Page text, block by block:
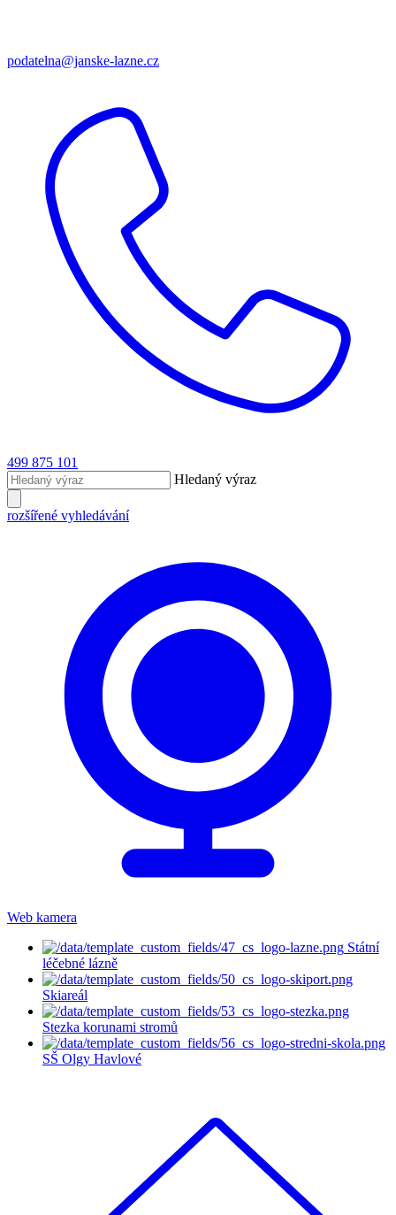
podatelna@janske-lazne.cz
499 875 101
Hledaný výraz
rozšířené vyhledávání
Web kamera
Státní
léčebné lázně
Skiareál
Stezka korunami stromů
SŠ Olgy Havlové